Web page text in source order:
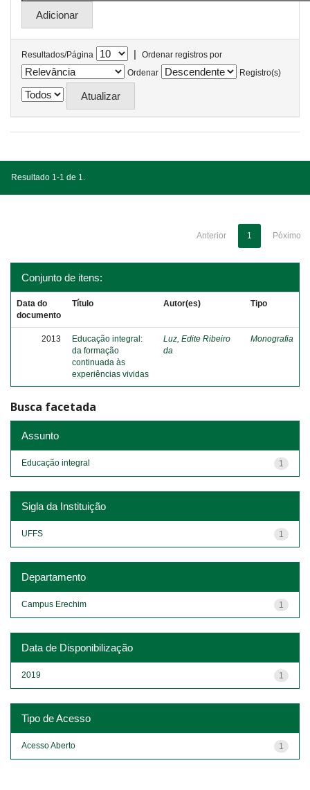
Resultados/Página |
Ordenar registros por
Ordenar
Registro(s)
Resultado 1-1 de 1.
Anterior 1 Póximo
Conjunto de itens:
Data do
documento
Título Autor(es) Tipo
2013
Educação integral:
da formação
continuada às
experiências vividas
Luz, Edite Ribeiro
da
Monografia
Busca facetada
Assunto
1
Educação integral
Sigla da Instituição
1
UFFS
Departamento
1
Campus Erechim
Data de Disponibilização
1
2019
Tipo de Acesso
1
Acesso Aberto